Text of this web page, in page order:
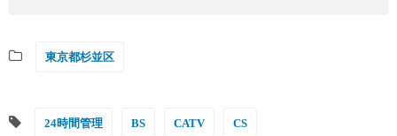
東京都杉並区
24時間管理 BS CATV CS